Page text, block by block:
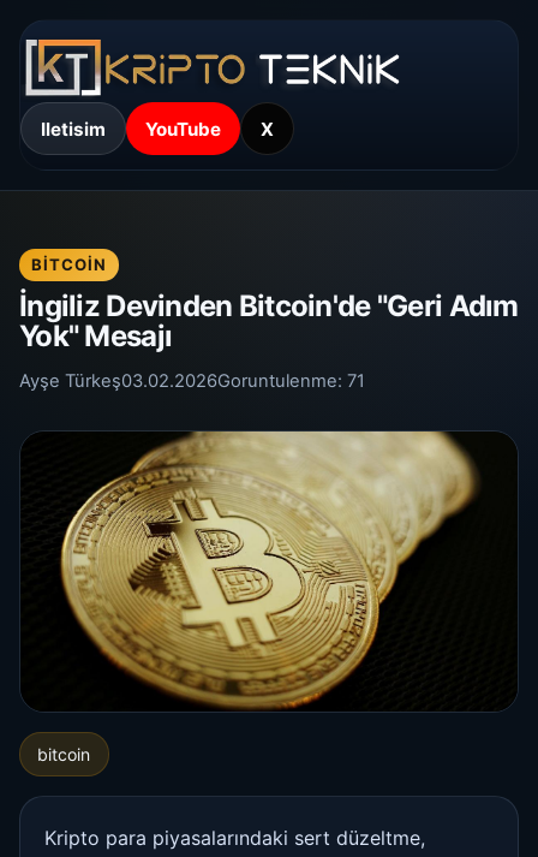
Iletisim YouTube X
BITCOIN
İngiliz Devinden Bitcoin'de "Geri Adım
Yok" Mesajı
Ayşe Türkeş03.02.2026Goruntulenme: 71
bitcoin
Kripto para piyasalarındaki sert düzeltme,